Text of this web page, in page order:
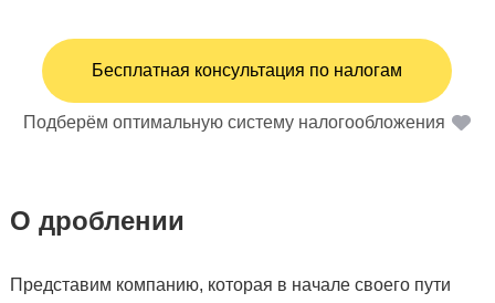
Бесплатная консультация по налогам
Подберём оптимальную систему налогообложения
О дроблении
Представим компанию, которая в начале своего пути